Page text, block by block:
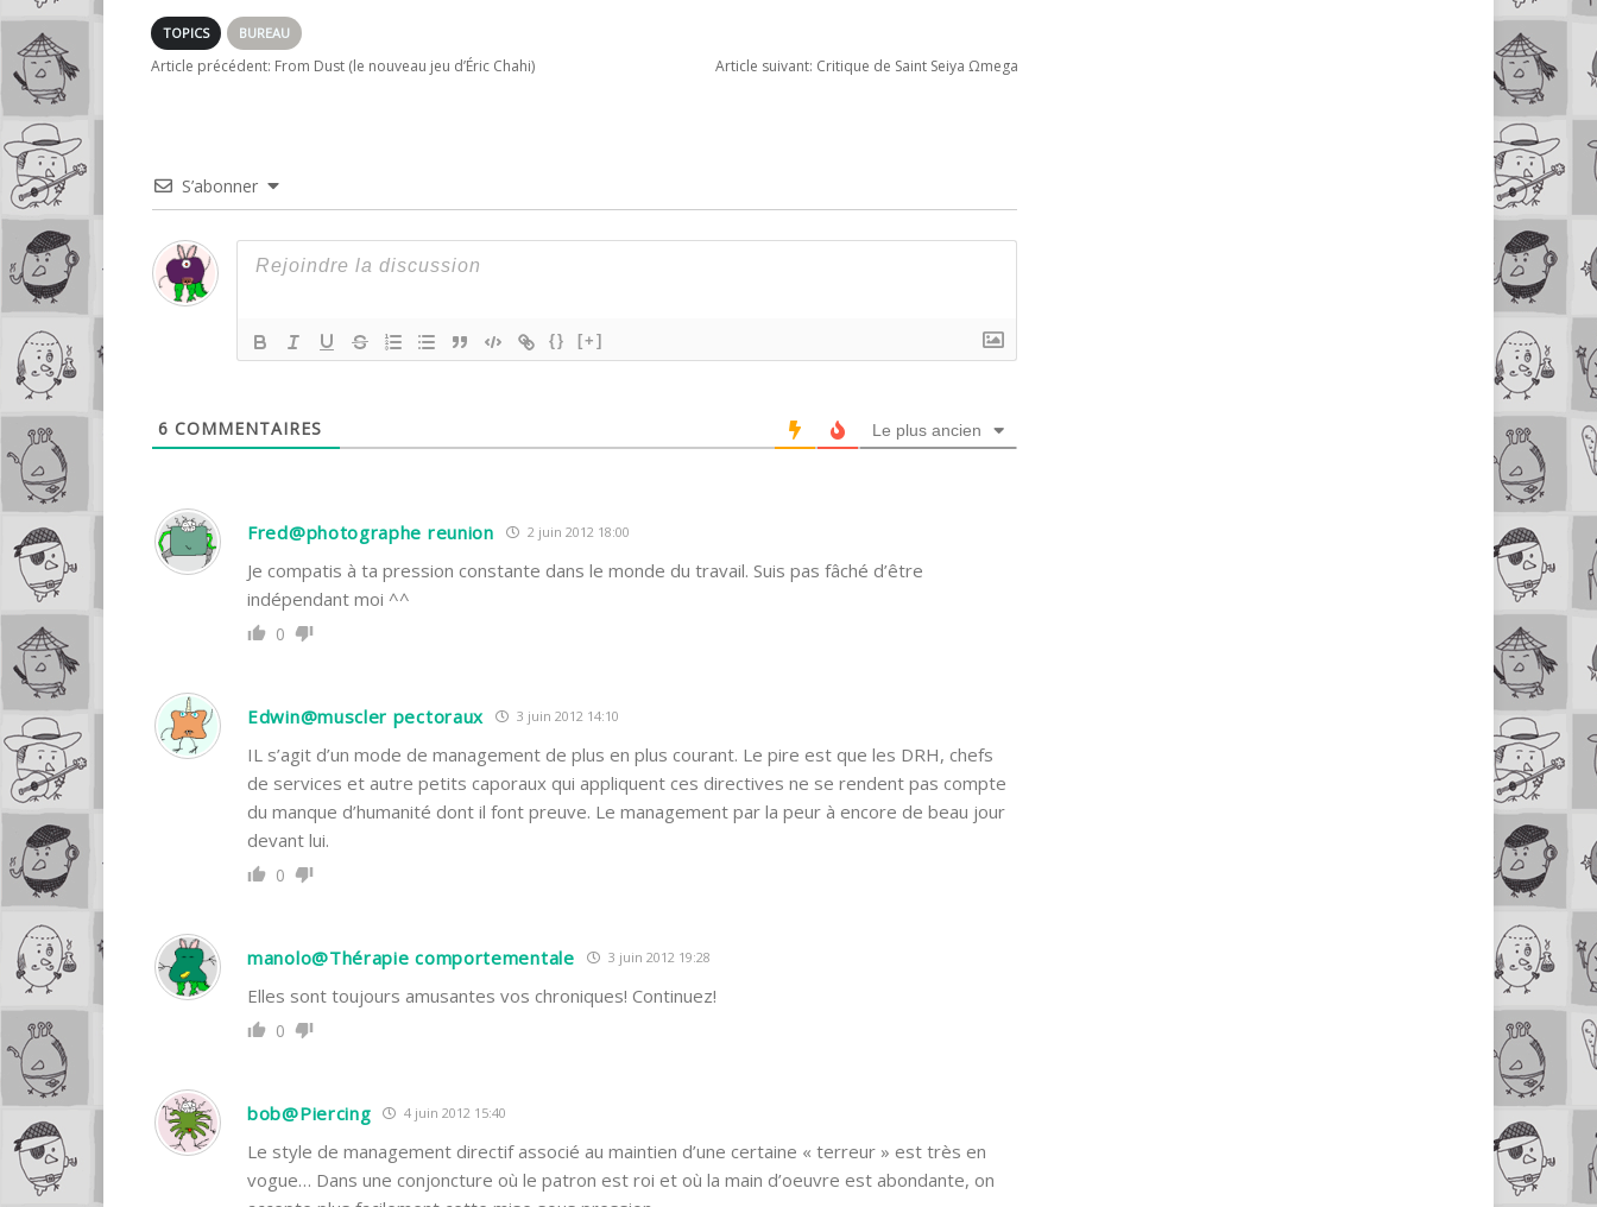
TOPICS BUREAU
Article précédent: From Dust (le nouveau jeu d’Éric Chahi) Article suivant: Critique de Saint Seiya Ωmega
S’abonner
{} [+]
6 COMMENTAIRES Le plus ancien
Fred@photographe reunion 2 juin 2012 18:00
Je compatis à ta pression constante dans le monde du travail. Suis pas fâché d’être
indépendant moi ^^
0
Edwin@muscler pectoraux 3 juin 2012 14:10
IL s’agit d’un mode de management de plus en plus courant. Le pire est que les DRH, chefs
de services et autre petits caporaux qui appliquent ces directives ne se rendent pas compte
du manque d’humanité dont il font preuve. Le management par la peur à encore de beau jour
devant lui.
0
manolo@Thérapie comportementale 3 juin 2012 19:28
Elles sont toujours amusantes vos chroniques! Continuez!
0
bob@Piercing 4 juin 2012 15:40
Le style de management directif associé au maintien d’une certaine « terreur » est très en
vogue… Dans une conjoncture où le patron est roi et où la main d’oeuvre est abondante, on